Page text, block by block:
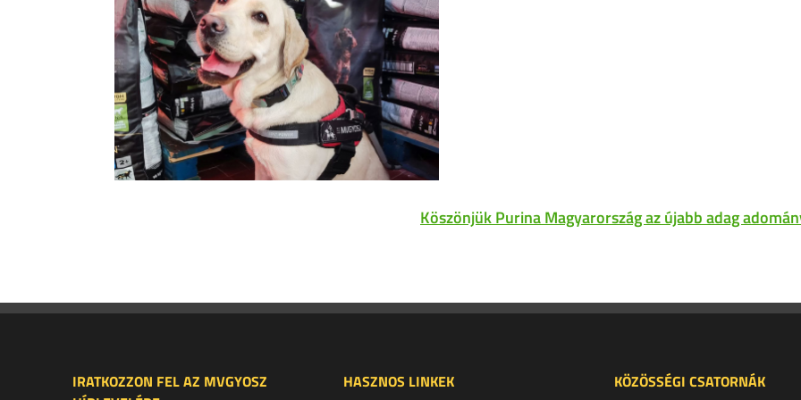
Köszönjük Purina Magyarország az újabb adag
IRATKOZZON FEL AZ MVGYOSZ
HASZNOS LINKEK KÖZÖSSÉGI CSATORNÁK